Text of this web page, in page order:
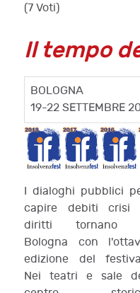
(7 Voti)
Il tempo
BOLOGNA
19-22 SETTEMBRE
I dialoghi pubblici
capire debiti crisi
diritti tornano
Bologna con
edizione del
Nei teatri e sale